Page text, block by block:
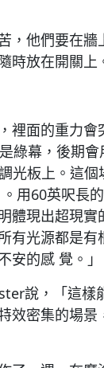
，他們要在
時放在開關上
裡面的重力
綠幕，後期
光板上。這
用60英呎長
體現出超現
有光源都是
安的感 覺。」
說，「這樣
效密集的場